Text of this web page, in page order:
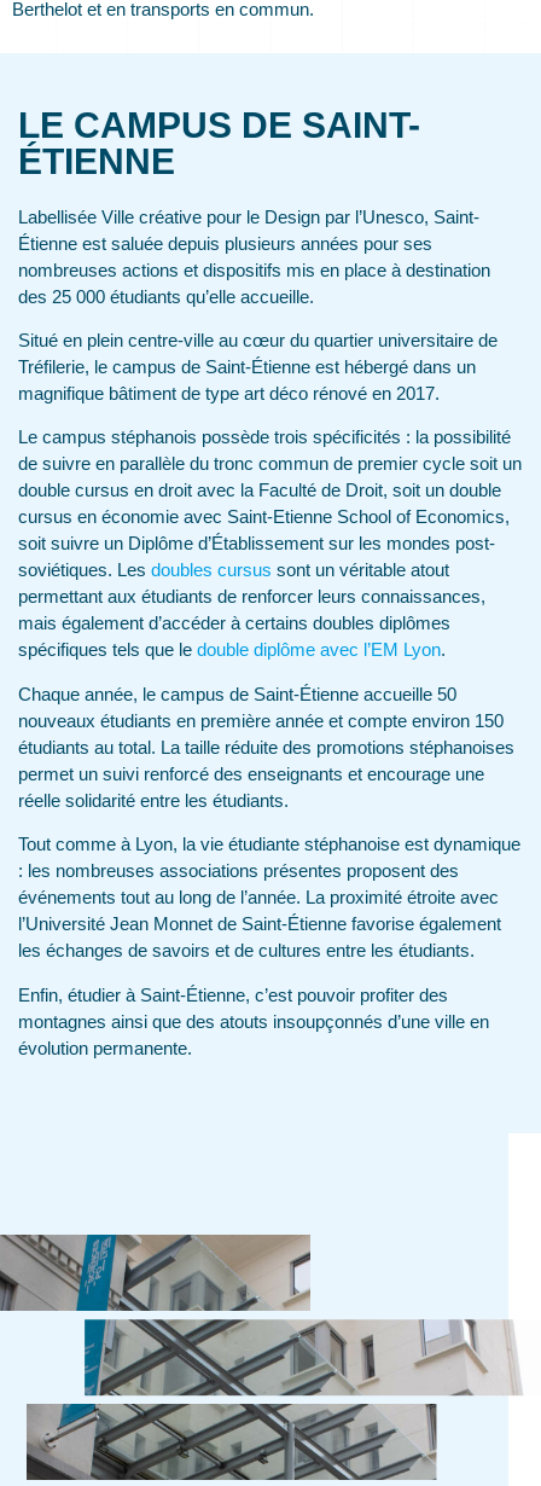
Berthelot et en transports en commun.
LE CAMPUS DE SAINT-
ÉTIENNE
Labellisée Ville créative pour le Design par l’Unesco, Saint-
Étienne est saluée depuis plusieurs années pour ses
nombreuses actions et dispositifs mis en place à destination
des 25 000 étudiants qu’elle accueille.
Situé en plein centre-ville au cœur du quartier universitaire de
Tréfilerie, le campus de Saint-Étienne est hébergé dans un
magnifique bâtiment de type art déco rénové en 2017.
Le campus stéphanois possède trois spécificités : la possibilité
de suivre en parallèle du tronc commun de premier cycle soit un
double cursus en droit avec la Faculté de Droit, soit un double
cursus en économie avec Saint-Etienne School of Economics,
soit suivre un Diplôme d’Établissement sur les mondes post-
soviétiques. Les doubles cursus sont un véritable atout
permettant aux étudiants de renforcer leurs connaissances,
mais également d’accéder à certains doubles diplômes
spécifiques tels que le double diplôme avec l’EM Lyon.
Chaque année, le campus de Saint-Étienne accueille 50
nouveaux étudiants en première année et compte environ 150
étudiants au total. La taille réduite des promotions stéphanoises
permet un suivi renforcé des enseignants et encourage une
réelle solidarité entre les étudiants.
Tout comme à Lyon, la vie étudiante stéphanoise est dynamique
: les nombreuses associations présentes proposent des
événements tout au long de l’année. La proximité étroite avec
l’Université Jean Monnet de Saint-Étienne favorise également
les échanges de savoirs et de cultures entre les étudiants.
Enfin, étudier à Saint-Étienne, c’est pouvoir profiter des
montagnes ainsi que des atouts insoupçonnés d’une ville en
évolution permanente.